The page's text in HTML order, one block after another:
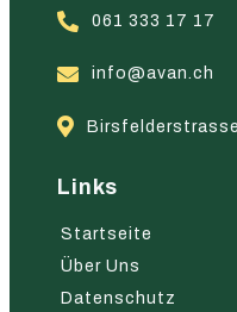
061 333 17 17
info@avan.ch
Links
Startseite
Über Uns
Datenschutz